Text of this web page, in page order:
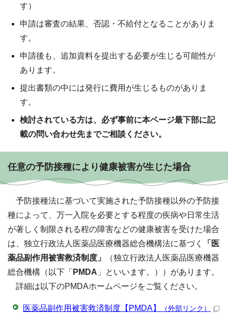
す）
申請は審査の結果、否認・不給付となることがありま
す。
申請後も、追加資料を提出する必要が生じる可能性が
あります。
提出書類の中には発行に費用が生じるものがありま
す。
検討されている方は、必ず事前に本ページ最下部に記
載の問い合わせ先までご相談ください。
任意の予防接種により健康被害が生じた場合
予防接種法に基づいて実施された予防接種以外の予防接
種によって、万一入院を必要とする程度の疾病や日常生活
が著しく制限される程の障害などの健康被害を受けた場合
は、独立行政法人医薬品医療機器総合機構法に基づく
「医
薬品副作用被害救済制度」
（独立行政法人医薬品医療機器
総合機構（以下「 PMDA 」といいます。））があります。
詳細は以下のPMDAホームページをご覧ください。
医薬品副作用被害救済制度【PMDA】 （外部リンク）